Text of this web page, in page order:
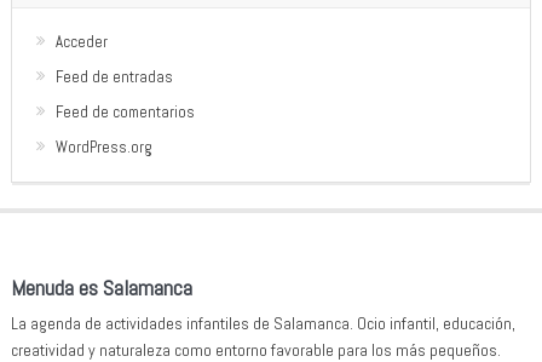
Acceder
Feed de entradas
Feed de comentarios
WordPress.org
Menuda es Salamanca
La agenda de actividades infantiles de Salamanca. Ocio infantil, educación,
creatividad y naturaleza como entorno favorable para los más pequeños.